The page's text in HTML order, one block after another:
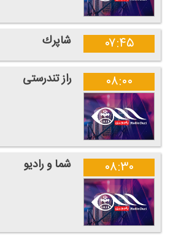
۰۷:۴۵ شاپرك
۰۸:۰۰ راز تندرستی
۰۸:۳۰ شما و رادیو